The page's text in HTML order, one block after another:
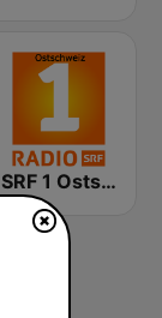
SRF 1 Ostschweiz